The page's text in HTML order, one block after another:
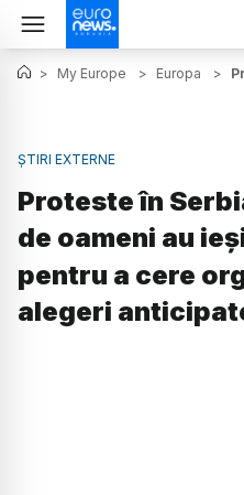
> My Europe > Europa >
ȘTIRI EXTERNE
Proteste în
de oameni au
pentru a cere
alegeri